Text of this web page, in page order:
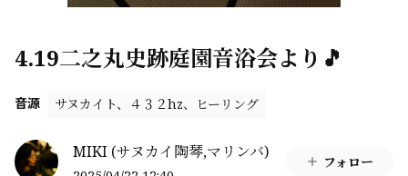
4.19二之丸史跡庭園音浴会より🎵
音源 サヌカイト、４３２hz、ヒーリング
MIKI (サヌカイ陶琴,マリンバ) フォロー